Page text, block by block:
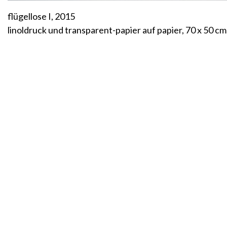
flügellose I, 2015
linoldruck und transparent-papier auf papier, 70 x 50